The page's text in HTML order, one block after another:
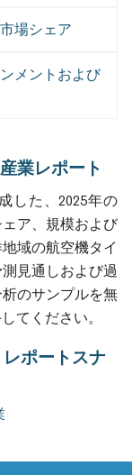
場シェア
メントおよび
業レポート
した、2025年の
ア、規模および
域の航空機タイ
見通しおよび過
のサンプルを無
てください。
ポートスナ